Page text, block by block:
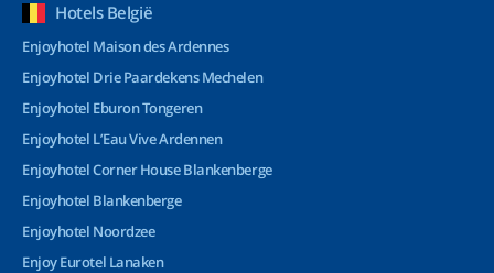
Hotels België
Enjoyhotel Maison des Ardennes
Enjoyhotel Drie Paardekens Mechelen
Enjoyhotel Eburon Tongeren
Enjoyhotel L’Eau Vive Ardennen
Enjoyhotel Corner House Blankenberge
Enjoyhotel Blankenberge
Enjoyhotel Noordzee
Enjoy Eurotel Lanaken